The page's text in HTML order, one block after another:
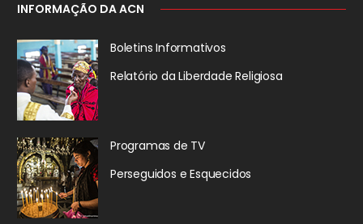
INFORMAÇÃO DA ACN
Boletins Informativos
Relatório da Liberdade Religiosa
Programas de TV
Perseguidos e Esquecidos